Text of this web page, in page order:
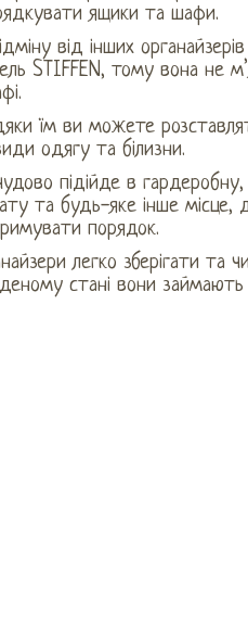
ящики та шафи.
від інших
STIFFEN, тому вона не
їм ви можете
одягу та білизни.
підійде в
та будь-яке інше місце,
порядок.
легко зберігати та
стані вони